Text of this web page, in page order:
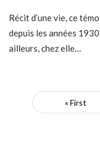
Récit d’une vie, ce
depuis les années
ailleurs, chez elle…
« First